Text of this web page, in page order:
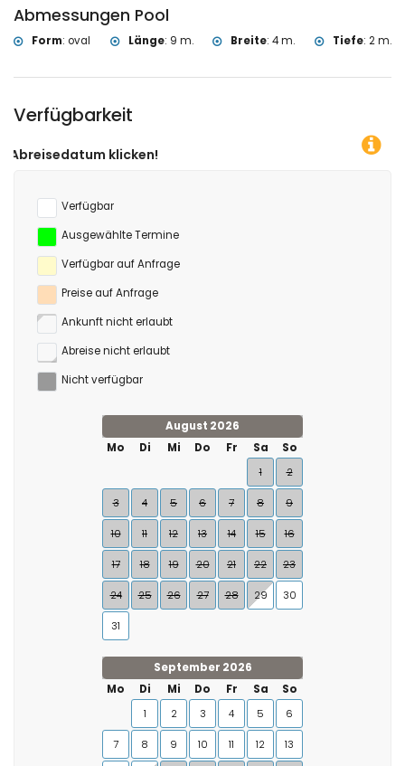
Abmessungen Pool
Form: oval Länge: 9 m. Breite:4 m. Tiefe: 2 m.
Verfügbarkeit
Verfügbar
Ausgewählte Termine
Verfügbar auf Anfrage
Preise auf Anfrage
Ankunft nicht erlaubt
Abreise nicht erlaubt
Nicht verfügbar
August 2026
Mo
Di Mi Do Fr Sa
So
1
2
3 4 5 6 7 8 9
10 11 12 13 14 15 16
17 18 19 20 21 22 23
24 25 26 27 28 29 30
31
September 2026
Mo
Di Mi Do Fr Sa
So
1
2 3 4 5 6
7 8 9 10 11 12 13